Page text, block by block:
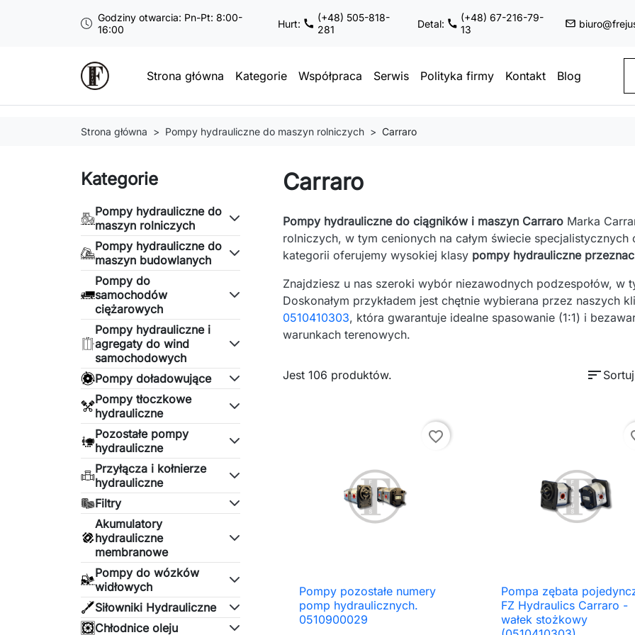
Godziny otwarcia: Pn-Pt: 8:00-
16:00
Hurt:
(+48) 505-818-
281
Detal:
(+48) 67-216-79-
13
Strona główna Kategorie Współpraca Serwis Polityka firmy Kontakt Blog
Strona główna Pompy hydrauliczne do maszyn rolniczych Carraro
Kategorie
Pompy hydrauliczne do
maszyn rolniczych
Pompy hydrauliczne do
maszyn budowlanych
Pompy do
samochodów
ciężarowych
Pompy hydrauliczne i
agregaty do wind
samochodowych
Pompy doładowujące
Pompy tłoczkowe
hydrauliczne
Pozostałe pompy
hydrauliczne
Przyłącza i kołnierze
hydrauliczne
Filtry
Akumulatory
hydrauliczne
membranowe
Pompy do wózków
widłowych
Siłowniki Hydrauliczne
Chłodnice oleju
Carraro
Pompy hydrauliczne do ciągników i maszyn Carraro Marka
rolniczych, w tym cenionych na całym świecie
kategorii oferujemy wysokiej klasy pompy hydrauliczne
Znajdziesz u nas szeroki wybór niezawodnych podzespołów, w
Doskonałym przykładem jest chętnie wybierana przez naszych
0510410303, która gwarantuje idealne spasowanie (1:1) i
warunkach terenowych.
Jest 106 produktów. sort
favorite_border
 Szybki podgląd
Pompy pozostałe numery
pomp hydraulicznych.
0510900029
 Szybki podgląd
Pompa zębata
FZ Hydraulics Carraro -
wałek stożkowy